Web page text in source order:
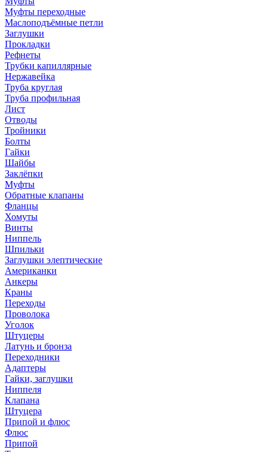
Муфты переходные
Маслоподъёмные петли
Заглушки
Прокладки
Рефнеты
Трубки капиллярные
Нержавейка
Труба круглая
Труба профильная
Лист
Отводы
Тройники
Болты
Гайки
Шайбы
Заклёпки
Муфты
Обратные клапаны
Фланцы
Хомуты
Винты
Ниппель
Шпильки
Заглушки элептические
Американки
Анкеры
Краны
Переходы
Проволока
Уголок
Штуцеры
Латунь и бронза
Переходники
Адаптеры
Гайки, заглушки
Ниппеля
Клапана
Штуцера
Припой и флюс
Флюс
Припой